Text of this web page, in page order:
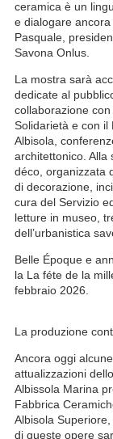
ceramica è un
e dialogare
Pasquale,
Savona Onlus.
La mostra sarà
dedicate al
collaborazione
Solidarietà e con il
Albisola,
architettonico. Alla
déco, organizzata
di decorazione,
cura del Servizio
letture in museo,
dell’urbanistica
Belle Époque e
la La féte de la
febbraio 2026.
La produzione
Ancora oggi
attualizzazioni
Albissola Marina
Fabbrica
Albisola
di queste opere